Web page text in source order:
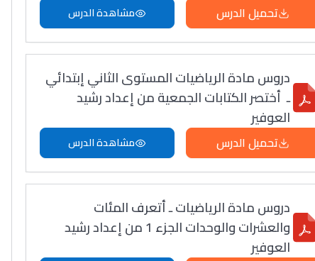
تحميل الدرس مشاهدة الدرس
دروس مادة الرياضيات المستوى الثاني إبتدائي
ـ أختصر الكتابات الجمعية من إعداد رشيد
العوفير
تحميل الدرس مشاهدة الدرس
دروس مادة الرياضيات ـ أتعرف المئات
والعشرات والوحدات الجزء 1 من إعداد رشيد
العوفير